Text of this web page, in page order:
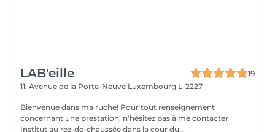
LAB'eille
19
11, Avenue de la Porte-Neuve Luxembourg L-2227
Bienvenue dans ma ruche! Pour tout renseignement
concernant une prestation, n'hésitez pas à me contacter
Institut au rez-de-chaussée dans la cour du...